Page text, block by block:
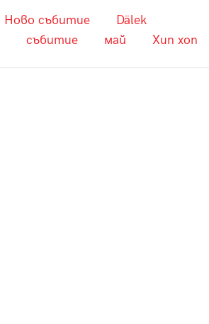
Ново събитие
Dälek
събитие май Хип хоп